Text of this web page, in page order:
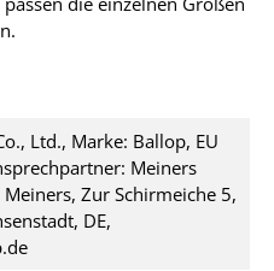
Ltd., Marke: Ballop, EU
Meiners
Meiners, Zur Schirmeiche 5,
DE,